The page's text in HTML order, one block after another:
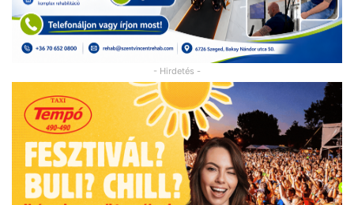
- Hirdetés -